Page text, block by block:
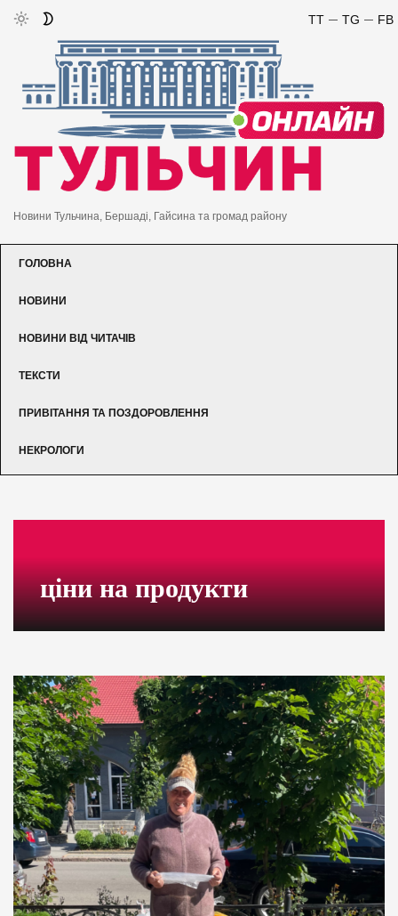
FB
TG
TT
Новини Тульчина, Бершаді, Гайсина та громад району
ГОЛОВНА
НОВИНИ
НОВИНИ ВІД ЧИТАЧІВ
ТЕКСТИ
ПРИВІТАННЯ ТА ПОЗДОРОВЛЕННЯ
НЕКРОЛОГИ
ціни на продукти